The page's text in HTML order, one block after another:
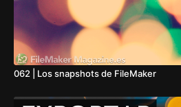
062 | Los snapshots de FileMaker